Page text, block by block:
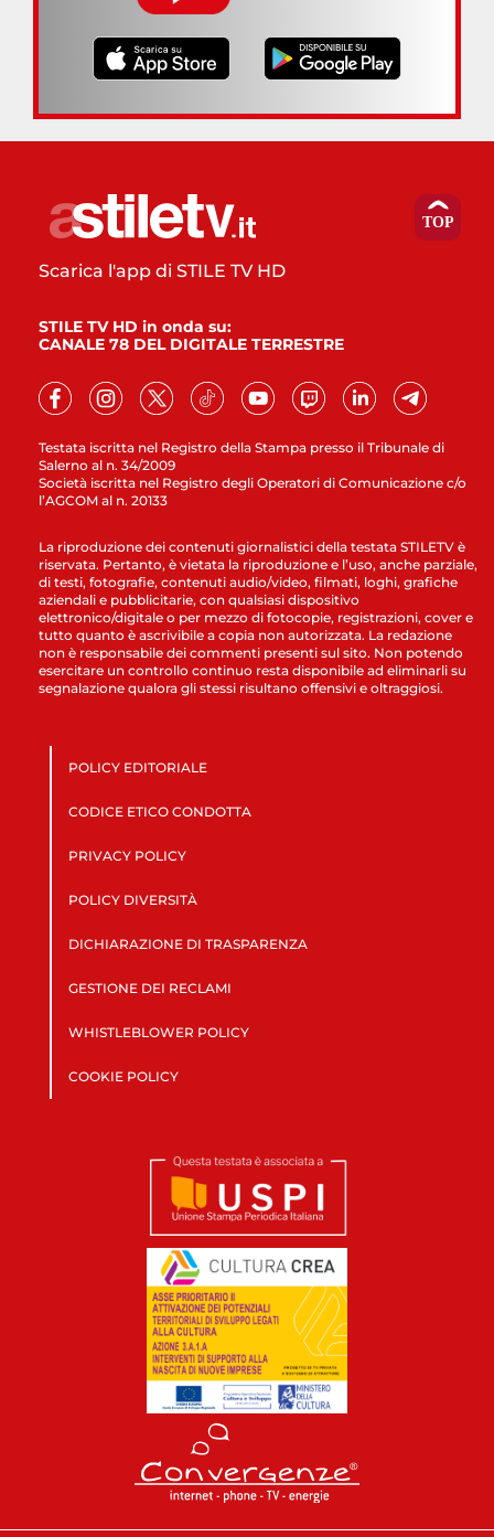
Testata iscritta nel Registro della Stampa presso il Tribunale di
Salerno al n. 34/2009
Società iscritta nel Registro degli Operatori di Comunicazione c/o
l’AGCOM al n. 20133
Scarica l'app di STILE TV HD
STILE TV HD in onda su:
CANALE 78 DEL DIGITALE TERRESTRE
La riproduzione dei contenuti giornalistici della testata STILETV è
riservata. Pertanto, è vietata la riproduzione e l’uso, anche parziale,
di testi, fotografie, contenuti audio/video, filmati, loghi, grafiche
aziendali e pubblicitarie, con qualsiasi dispositivo
elettronico/digitale o per mezzo di fotocopie, registrazioni, cover e
tutto quanto è ascrivibile a copia non autorizzata. La redazione
non è responsabile dei commenti presenti sul sito. Non potendo
esercitare un controllo continuo resta disponibile ad eliminarli su
segnalazione qualora gli stessi risultano offensivi e oltraggiosi.
POLICY EDITORIALE
CODICE ETICO CONDOTTA
PRIVACY POLICY
POLICY DIVERSITÀ
DICHIARAZIONE DI TRASPARENZA
GESTIONE DEI RECLAMI
WHISTLEBLOWER POLICY
COOKIE POLICY